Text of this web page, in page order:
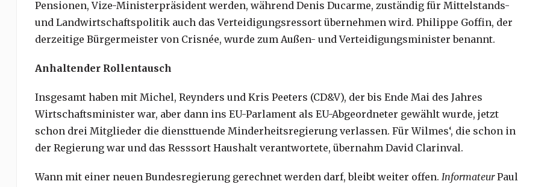
Pensionen, Vize-Ministerpräsident werden, während Denis Ducarme, zuständig für Mittelstands-
und Landwirtschaftspolitik auch das Verteidigungsressort übernehmen wird. Philippe Goffin, der
derzeitige Bürgermeister von Crisnée, wurde zum Außen- und Verteidigungsminister benannt.
Anhaltender Rollentausch
Insgesamt haben mit Michel, Reynders und Kris Peeters (CD&V), der bis Ende Mai des Jahres
Wirtschaftsminister war, aber dann ins EU-Parlament als EU-Abgeordneter gewählt wurde, jetzt
schon drei Mitglieder die diensttuende Minderheitsregierung verlassen. Für Wilmes‘, die schon in
der Regierung war und das Resssort Haushalt verantwortete, übernahm David Clarinval.
Wann mit einer neuen Bundesregierung gerechnet werden darf, bleibt weiter offen. InformateurPaul